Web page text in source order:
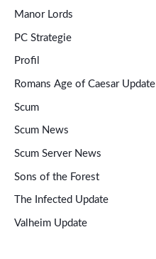
Manor Lords
PC Strategie
Profil
Romans Age of Caesar Update
Scum
Scum News
Scum Server News
Sons of the Forest
The Infected Update
Valheim Update